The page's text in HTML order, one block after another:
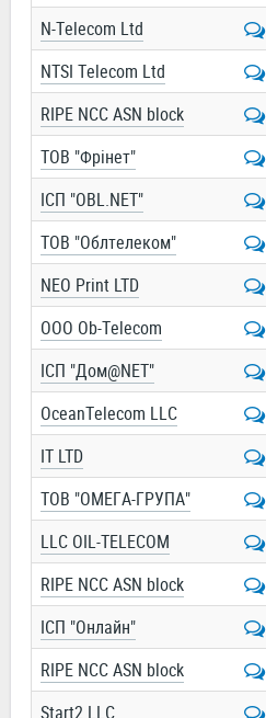
N-Telecom Ltd
NTSI Telecom Ltd
RIPE NCC ASN block
ТОВ "Фрінет"
ІСП "OBL.NET"
ТОВ "Облтелеком"
NEO Print LTD
OOO Ob-Telecom
ІСП "Дом@NET"
OceanTelecom LLC
IT LTD
ТОВ "ОМЕГА-ГРУПА"
LLC OIL-TELECOM
RIPE NCC ASN block
ІСП "Онлайн"
RIPE NCC ASN block
Start2 LLC